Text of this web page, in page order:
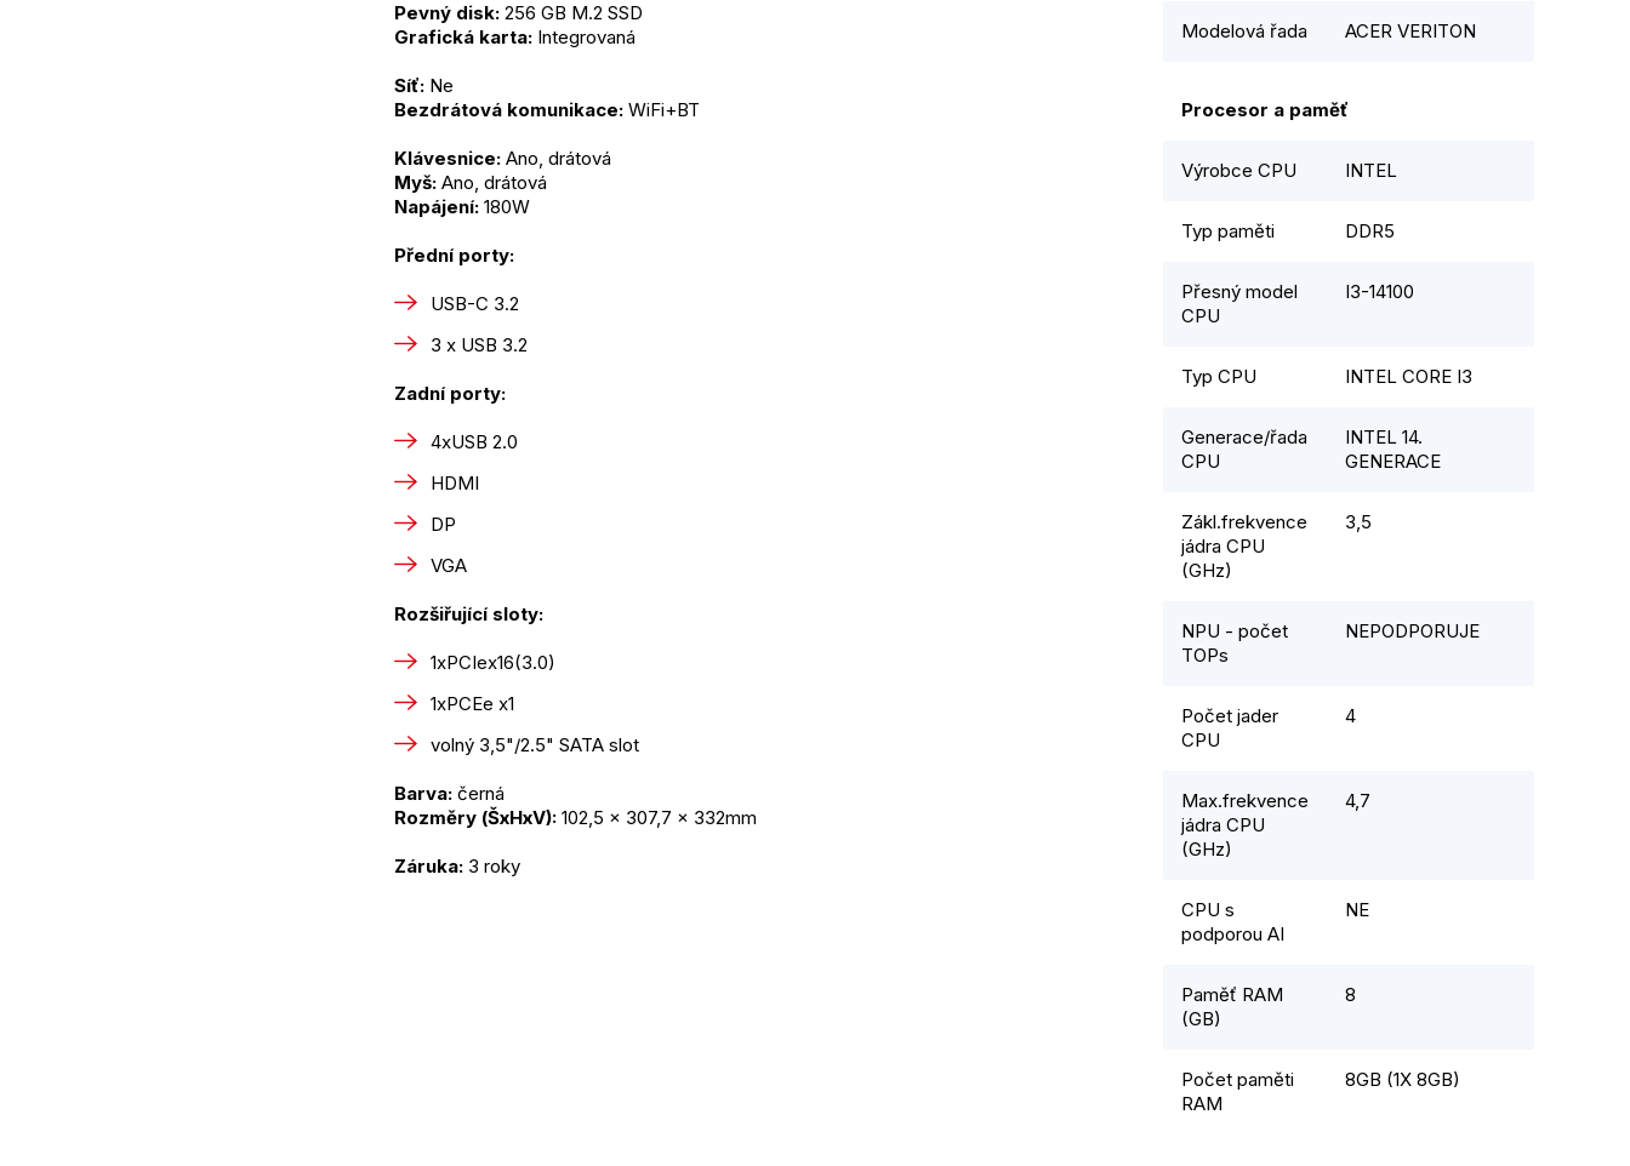
Pevný disk: 256 GB M.2 SSD
Grafická karta: Integrovaná
Síť: Ne
Bezdrátová komunikace: WiFi+BT
Klávesnice: Ano, drátová
Myš: Ano, drátová
Napájení: 180W
Přední porty:
USB-C 3.2
3 x USB 3.2
Zadní porty:
4xUSB 2.0
HDMI
DP
VGA
Rozšiřující sloty:
1xPCIex16(3.0)
1xPCEe x1
volný 3,5"/2.5" SATA slot
Barva: černá
Rozměry (ŠxHxV): 102,5 x 307,7 x 332mm
Záruka: 3 roky
Modelová řada ACER VERITON
Procesor a paměť
Výrobce CPU INTEL
Typ paměti DDR5
Přesný model
CPU
I3-14100
Typ CPU INTEL CORE I3
Generace/řada
CPU
INTEL 14.
GENERACE
Zákl.frekvence
jádra CPU
(GHz)
3,5
NPU - počet
TOPs
NEPODPORUJE
Počet jader
CPU
4
Max.frekvence
jádra CPU
(GHz)
4,7
CPU s
podporou AI
NE
Paměť RAM
(GB)
8
Počet paměti
RAM
8GB (1X 8GB)